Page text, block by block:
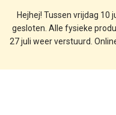
Hejhej! Tussen vrijdag 10
gesloten. Alle fysieke
27 juli weer verstuurd.